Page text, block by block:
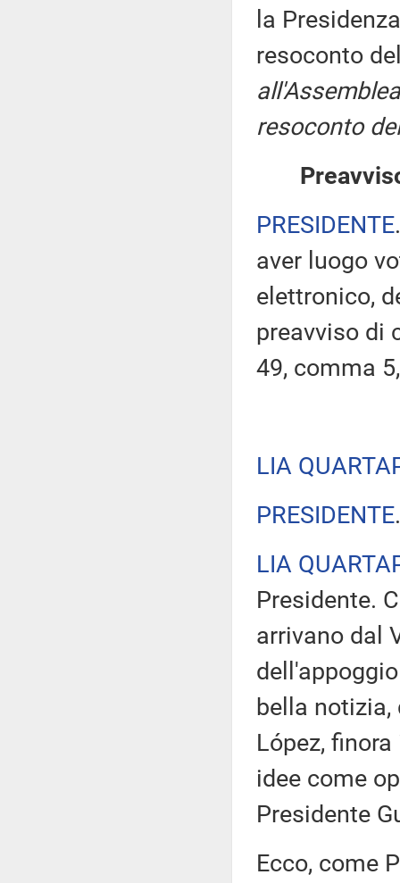
la
resoconto
resoconto
PRESIDENTE
aver luogo
elettronico,
preavviso di
49, comma
LIA
PRESIDENTE
LIA
Presidente.
arrivano dal
bella notizia,
López,
idee come
Presidente
Ecco, come